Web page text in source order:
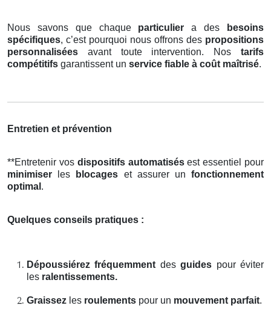
Nous savons que chaque particulier a des
besoins
spécifiques, c’est pourquoi nous offrons des propositions
personnalisées avant toute intervention. Nos tarifs
compétitifs garantissent un service fiable à coût maîtrisé.
Entretien et prévention
**Entretenir vos dispositifs automatisésest essentiel pour
minimiser les blocages et assurer unfonctionnement
optimal .
Quelques conseils pratiques :
Dépoussiérez fréquemment desguides pour éviter
les ralentissements.
Graissez les roulements pour un mouvement parfait.